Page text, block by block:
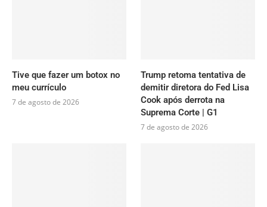
Tive que fazer um botox no
meu currículo
7 de agosto de 2026
Trump retoma tentativa de
demitir diretora do Fed Lisa
Cook após derrota na
Suprema Corte | G1
7 de agosto de 2026